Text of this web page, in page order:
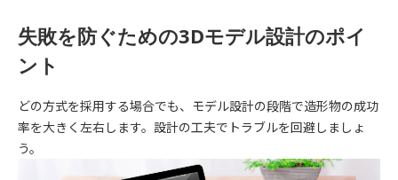
失敗を防ぐための3Dモデル設計のポイ
ント
どの方式を採用する場合でも、モデル設計の段階で造形物の成功
率を大きく左右します。設計の工夫でトラブルを回避しましょ
う。